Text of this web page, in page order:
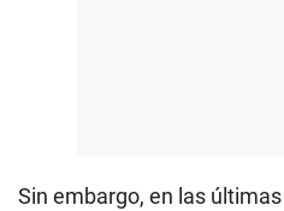
Sin embargo, en las